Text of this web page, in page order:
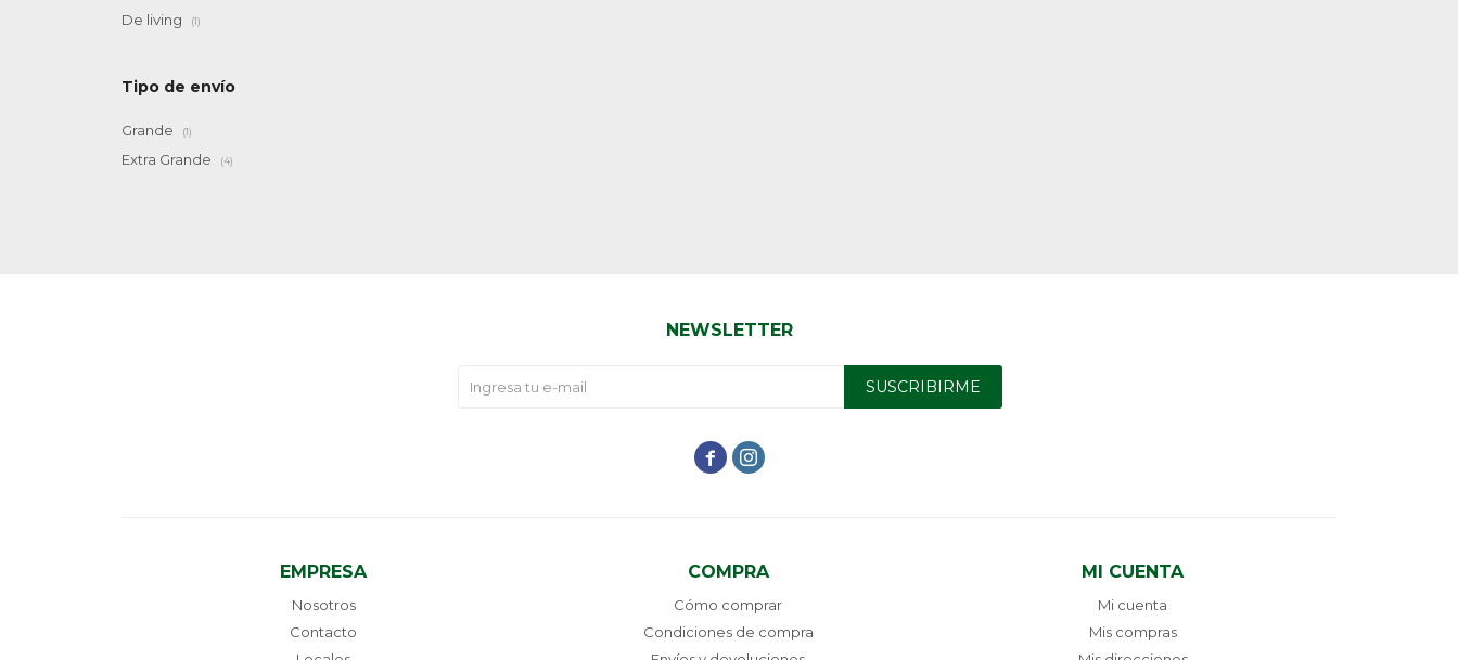
De living (1)
Tipo de envío
Grande (1)
Extra Grande (4)
EMPRESA
Nosotros
Contacto
COMPRA
Cómo comprar
Condiciones de compra
MI CUENTA
Mi cuenta
Mis compras
NEWSLETTER
SUSCRIBIRME
 